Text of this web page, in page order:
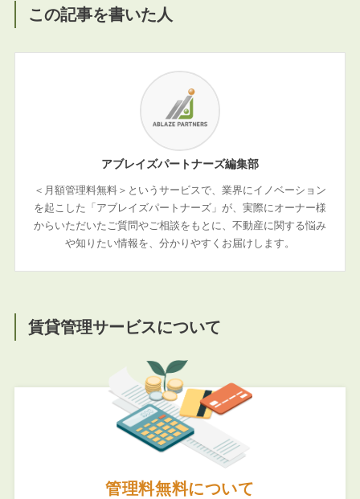
この記事を書いた人
アブレイズパートナーズ編集部
＜月額管理料無料＞というサービスで、業界にイノベーション
を起こした「アブレイズパートナーズ」が、実際にオーナー様
からいただいたご質問やご相談をもとに、不動産に関する悩み
や知りたい情報を、分かりやすくお届けします。
賃貸管理サービスについて
管理料無料について